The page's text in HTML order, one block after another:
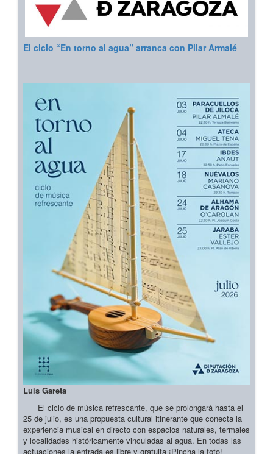
El ciclo “En torno al agua” arranca con Pilar Armalé
Luis Gareta
El ciclo de música refrescante, que se prolongará hasta el
25 de julio, es una propuesta cultural itinerante que conecta la
experiencia musical en directo con espacios naturales, termales
y localidades históricamente vinculadas al agua. En todas las
actuaciones la entrada es libre y gratuita ¡Pincha la foto!